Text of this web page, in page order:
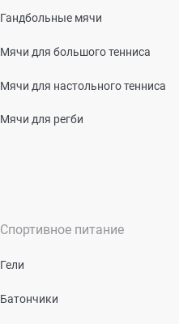
Гандбольные мячи
Мячи для большого тенниса
Мячи для настольного тенниса
Мячи для регби
Спортивное питание
Гели
Батончики